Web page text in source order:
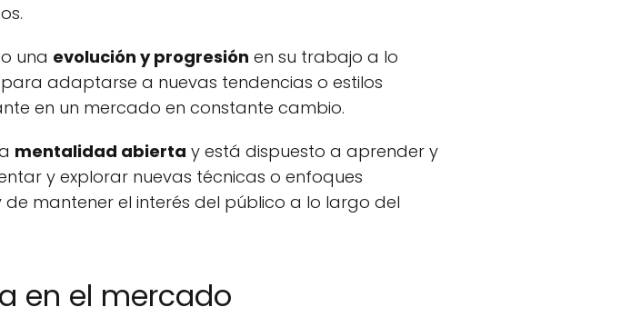
una evolución y progresión en su trabajo a lo
adaptarse a nuevas tendencias o estilos
en un mercado en constante cambio.
mentalidad abierta y está dispuesto a aprender y
y explorar nuevas técnicas o enfoques
mantener el interés del público a lo largo del
en el mercado